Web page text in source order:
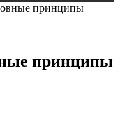
принципы
принципы